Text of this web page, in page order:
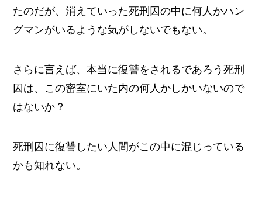
たのだが、消えていった死刑囚の中に何人かハン
グマンがいるような気がしないでもない。
さらに言えば、本当に復讐をされるであろう死刑
囚は、この密室にいた内の何人かしかいないので
はないか？
死刑囚に復讐したい人間がこの中に混じっている
かも知れない。